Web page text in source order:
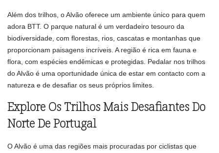
Além dos trilhos, o Alvão oferece um ambiente único para quem
adora BTT. O parque natural é um verdadeiro tesouro da
biodiversidade, com florestas, rios, cascatas e montanhas que
proporcionam paisagens incríveis. A região é rica em fauna e
flora, com espécies endêmicas e protegidas. Pedalar nos trilhos
do Alvão é uma oportunidade única de estar em contacto com a
natureza e de desafiar os seus próprios limites.
Explore Os Trilhos Mais Desafiantes Do
Norte De Portugal
O Alvão é uma das regiões mais procuradas por ciclistas que